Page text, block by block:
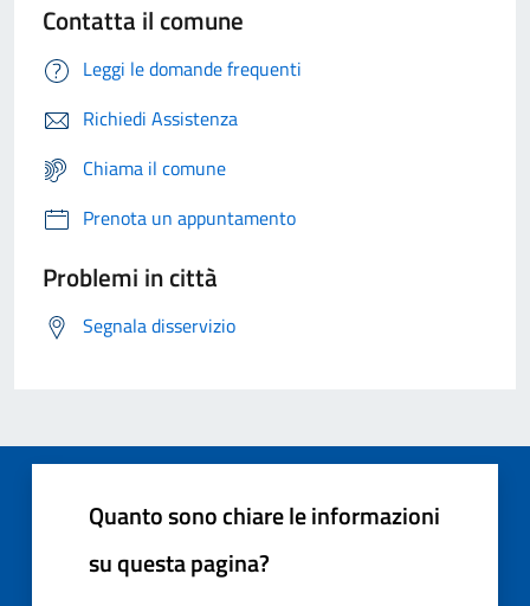
Contatta il comune
Leggi le domande frequenti
Richiedi Assistenza
Chiama il comune
Prenota un appuntamento
Problemi in città
Segnala disservizio
Quanto sono chiare le informazioni
su questa pagina?